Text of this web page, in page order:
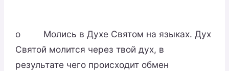
o Молись в Духе Святом на языках. Дух
Святой молится через твой дух, в
результате чего происходит обмен